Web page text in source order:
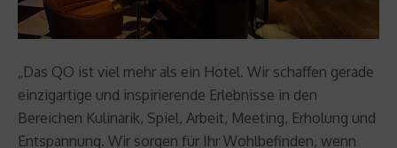
„Das QO ist viel mehr als ein Hotel. Wir schaffen gerade
einzigartige und inspirierende Erlebnisse in den
Bereichen Kulinarik, Spiel, Arbeit, Meeting, Erholung und
Entspannung. Wir sorgen für Ihr Wohlbefinden, wenn